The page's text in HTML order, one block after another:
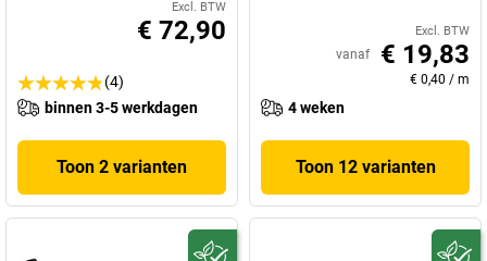
Excl. BTW
€ 72,90
(4)
binnen 3-5 werkdagen
Toon 2 varianten
Excl. BTW
vanaf € 19,83
€ 0,40 / m
4 weken
Toon 12 varianten